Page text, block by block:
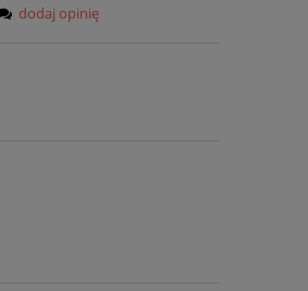
dodaj opinię